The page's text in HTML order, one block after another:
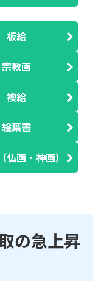
板絵
宗教画
襖絵
絵葉書
仏画・神画）
の急上昇